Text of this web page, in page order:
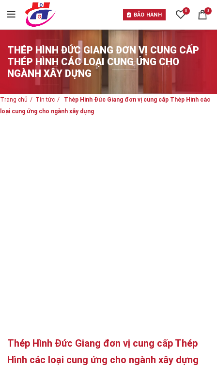
BẢO HÀNH
0 0
THÉP HÌNH ĐỨC GIANG ĐƠN VỊ CUNG CẤP
THÉP HÌNH CÁC LOẠI CUNG ỨNG CHO
NGÀNH XÂY DỰNG
Trang chủ Tin tức
Thép Hình Đức Giang đơn vị cung cấp Thép Hình các
loại cung ứng cho ngành xây dựng
Thép Hình Đức Giang đơn vị cung cấp Thép
Hình các loại cung ứng cho ngành xây dựng